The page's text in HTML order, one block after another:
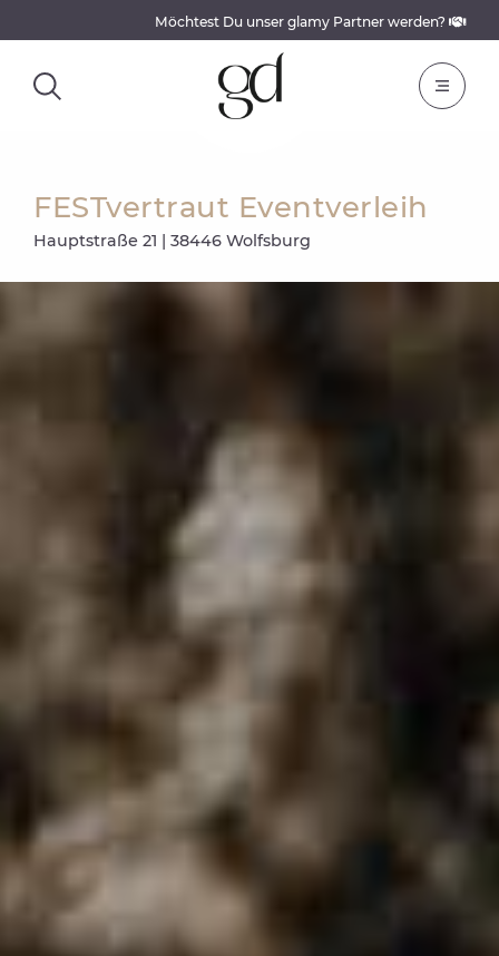
Möchtest Du unser glamy Partner werden?
FESTvertraut Eventverleih
Hauptstraße 21 | 38446 Wolfsburg